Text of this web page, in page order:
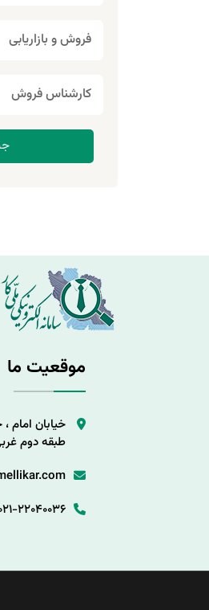
موقعیت ما
طبقه دوم
22040036